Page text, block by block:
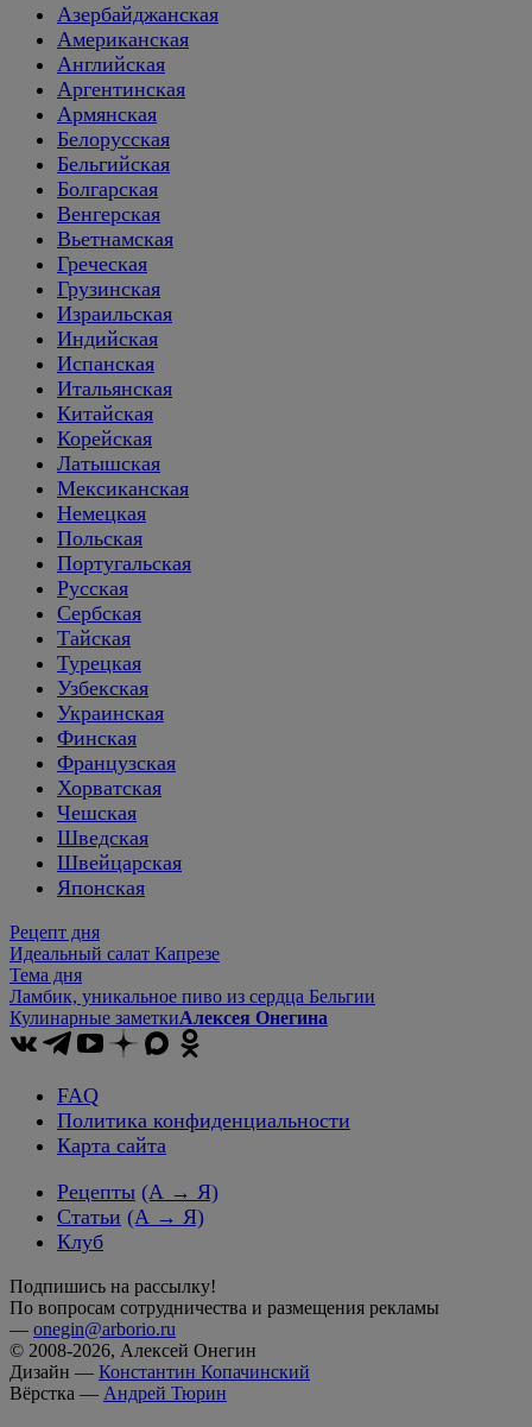
Азербайджанская
Американская
Английская
Аргентинская
Армянская
Белорусская
Бельгийская
Болгарская
Венгерская
Вьетнамская
Греческая
Грузинская
Израильская
Индийская
Испанская
Итальянская
Китайская
Корейская
Латышская
Мексиканская
Немецкая
Польская
Португальская
Русская
Сербская
Тайская
Турецкая
Узбекская
Украинская
Финская
Французская
Хорватская
Чешская
Шведская
Швейцарская
Японская
Рецепт дня
Идеальный салат Капрезе
Тема дня
Ламбик, уникальное пиво из сердца Бельгии
Кулинарные заметкиАлексея Онегина
FAQ
Политика конфиденциальности
Карта сайта
Рецепты (А → Я)
Статьи (А → Я)
Клуб
Подпишись на рассылку!
По вопросам сотрудничества и размещения рекламы
— onegin@arborio.ru
© 2008-2026, Алексей Онегин
Дизайн — Константин Копачинский
Вёрстка — Андрей Тюрин